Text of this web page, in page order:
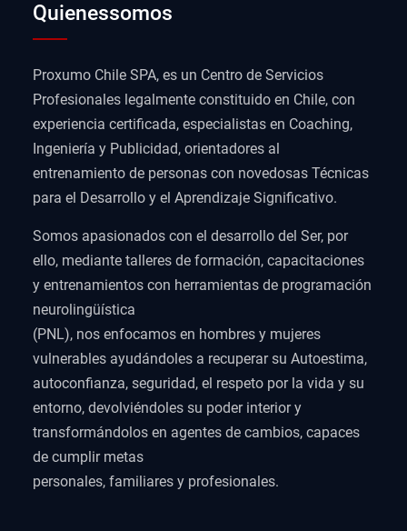
Quienessomos
Proxumo Chile SPA, es un Centro de Servicios
Profesionales legalmente constituido en Chile, con
experiencia certificada, especialistas en Coaching,
Ingeniería y Publicidad, orientadores al
entrenamiento de personas con novedosas Técnicas
para el Desarrollo y el Aprendizaje Significativo.
Somos apasionados con el desarrollo del Ser, por
ello, mediante talleres de formación, capacitaciones
y entrenamientos con herramientas de programación
neurolingüística
(PNL), nos enfocamos en hombres y mujeres
vulnerables ayudándoles a recuperar su Autoestima,
autoconfianza, seguridad, el respeto por la vida y su
entorno, devolviéndoles su poder interior y
transformándolos en agentes de cambios, capaces
de cumplir metas
personales, familiares y profesionales.